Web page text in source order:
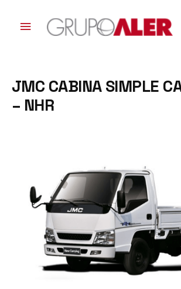
contenidoMenú
JMC CABINA SIMPLE
– NHR